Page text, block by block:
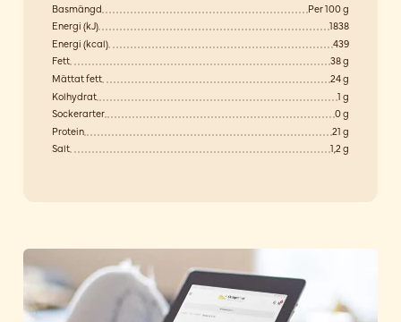
Basmängd
Per 100 g
Energi (kJ)
1838
Energi (kcal)
439
Fett
38 g
Mättat fett
24 g
Kolhydrat
1 g
Sockerarter
0 g
Protein
21 g
Salt
1,2 g